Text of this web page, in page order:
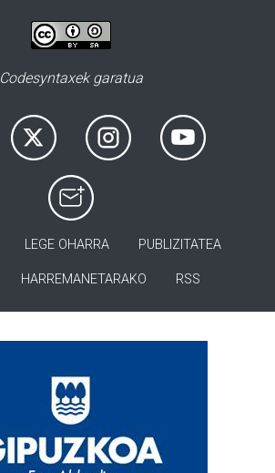
Codesyntaxek garatua
LEGE OHARRA PUBLIZITATEA
HARREMANETARAKO RSS